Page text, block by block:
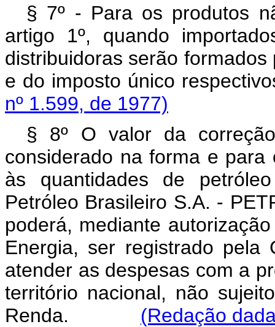
§ 7º - Para os produtos
artigo 1º, quando
distribuidoras serão
e do imposto único
nº 1.599, de 1977)
§ 8º O valor da
considerado na forma e
às quantidades de
Petróleo Brasileiro S.A. -
poderá, mediante
Energia, ser registrado pela
atender as despesas com a
território nacional, não
Renda. (Redação